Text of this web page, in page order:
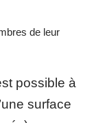
de leur
possible à
surface